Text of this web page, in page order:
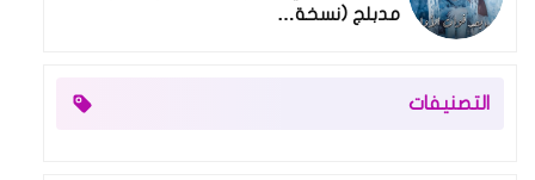
مدبلج (نسخة…
التصنيفات